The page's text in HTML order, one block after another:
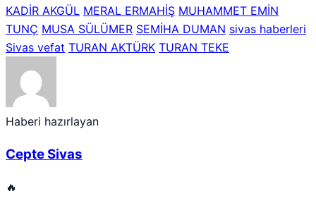
KADİR AKGÜL MERAL ERMAHİŞ MUHAMMET EMİN
TUNÇ MUSA SÜLÜMER SEMİHA DUMAN sivas haberleri
Sivas vefat TURAN AKTÜRK TURAN TEKE
Haberi hazırlayan
Cepte Sivas
🔥